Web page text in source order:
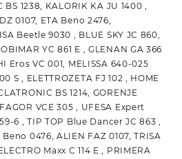
1238, KALORIK KA JU 1400 ,
0107, ETA Beno 2476,
Beetle 9030 , BLUE SKY JC 860,
YC 861 E , GLENAN GA 366
Eros VC 001, MELISSA 640-025
S , ELETTROZETA FJ 102 , HOME
BS 1214, GORENJE
VCE 305 , UFESA Expert
6 , TIP TOP Blue Dancer JC 863 ,
Beno 0476, ALIEN FAZ 0107, TRISA
Maxx C 114 E , PRIMERA